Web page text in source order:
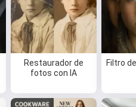
Restaurador de
fotos con IA
Filtro
Hola 👋
crear canciones,
poemas y felicitaciones